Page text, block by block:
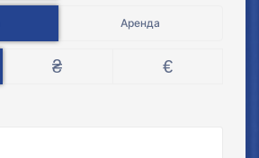
Аренда
₴ €